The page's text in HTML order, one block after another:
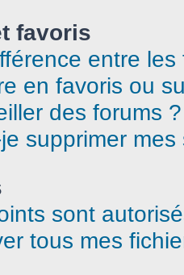
favoris
entre
en favoris ou
des forums ?
supprimer
sont
tous mes